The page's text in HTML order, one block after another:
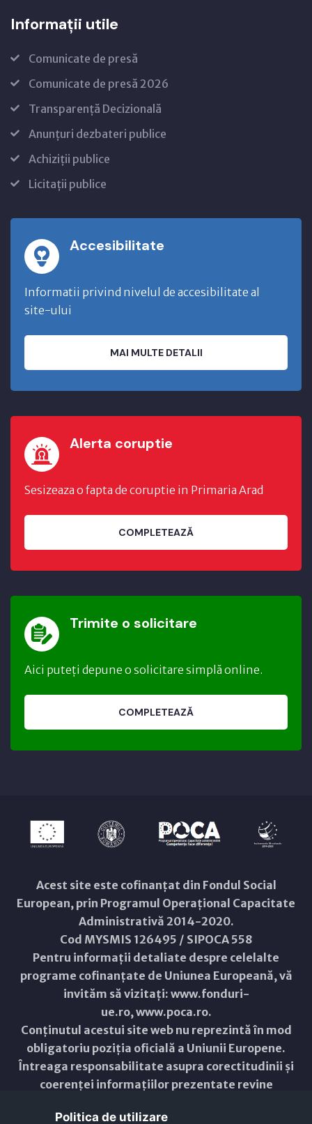
Informații utile
Comunicate de presă
Comunicate de presă 2026
Transparență Decizională
Anunțuri dezbateri publice
Achiziții publice
Licitații publice
Accesibilitate
Informatii privind nivelul de accesibilitate al
site-ului
MAI MULTE DETALII
Alerta coruptie
Sesizeaza o fapta de coruptie in Primaria Arad
COMPLETEAZĂ
Trimite o solicitare
Aici puteți depune o solicitare simplă online.
COMPLETEAZĂ
Acest site este cofinanțat din Fondul Social
European, prin Programul Operațional Capacitate
Administrativă 2014-2020.
Cod MYSMIS 126495 / SIPOCA 558
Pentru informații detaliate despre celelalte
programe cofinanțate de Uniunea Europeană, vă
invităm să vizitați: www.fonduri-
ue.ro, www.poca.ro.
Conținutul acestui site web nu reprezintă în mod
obligatoriu poziția oficială a Uniunii Europene.
Întreaga responsabilitate asupra corectitudinii și
coerenței informațiilor prezentate revine
Politica de utilizare